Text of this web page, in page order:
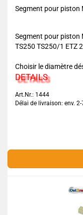
Segment pour piston
Segment pour piston
TS250 TS250/1 ETZ
Choisir le diamètre
DETAILS
Art.Nr.: 1444
Délai de livraison: env.